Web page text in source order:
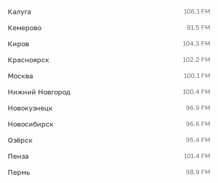
Калуга 106.1 FM
Кемерово 91.5 FM
Киров 104.3 FM
Красноярск 102.2 FM
Москва 100.1 FM
Нижний Новгород 100.4 FM
Новокузнецк 96.9 FM
Новосибирск 96.6 FM
Озёрск 95.4 FM
Пенза 101.4 FM
Пермь 98.9 FM